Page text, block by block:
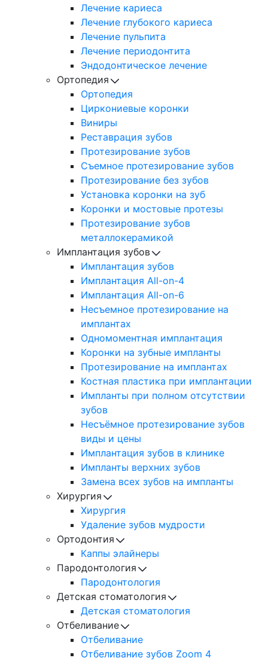
Лечение кариеса
Лечение глубокого кариеса
Лечение пульпита
Лечение периодонтита
Эндодонтическое лечение
Ортопедия
Ортопедия
Циркониевые коронки
Виниры
Реставрация зубов
Протезирование зубов
Съемное протезирование зубов
Протезирование без зубов
Установка коронки на зуб
Коронки и мостовые протезы
Протезирование зубов
металлокерамикой
Имплантация зубов
Имплантация зубов
Имплантация All-on-4
Имплантация All-on-6
Несъемное протезирование на
имплантах
Одномоментная имплантация
Коронки на зубные импланты
Протезирование на имплантах
Костная пластика при имплантации
Импланты при полном отсутствии
зубов
Несъёмное протезирование зубов
виды и цены
Имплантация зубов в клинике
Импланты верхних зубов
Замена всех зубов на импланты
Хирургия
Хирургия
Удаление зубов мудрости
Ортодонтия
Каппы элайнеры
Пародонтология
Пародонтология
Детская стоматология
Детская стоматология
Отбеливание
Отбеливание
Отбеливание зубов Zoom 4